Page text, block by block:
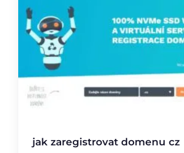
jak zaregistrovat domenu cz